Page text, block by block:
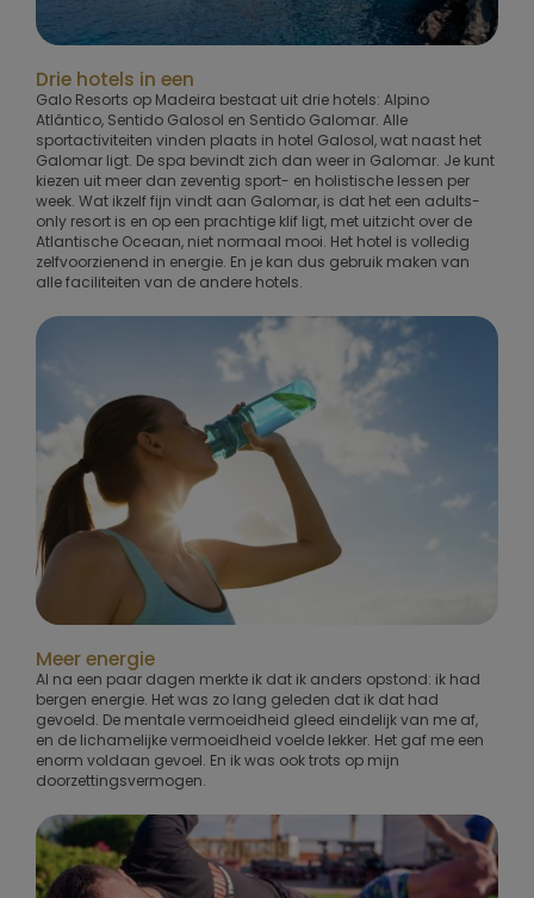
Drie hotels in een
Galo Resorts op Madeira bestaat uit drie hotels: Alpino
Atlântico, Sentido Galosol en Sentido Galomar. Alle
sportactiviteiten vinden plaats in hotel Galosol, wat naast het
Galomar ligt. De spa bevindt zich dan weer in Galomar. Je kunt
kiezen uit meer dan zeventig sport- en holistische lessen per
week. Wat ikzelf fijn vindt aan Galomar, is dat het een adults-
only resort is en op een prachtige klif ligt, met uitzicht over de
Atlantische Oceaan, niet normaal mooi. Het hotel is volledig
zelfvoorzienend in energie. En je kan dus gebruik maken van
alle faciliteiten van de andere hotels.
Meer energie
Al na een paar dagen merkte ik dat ik anders opstond: ik had
bergen energie. Het was zo lang geleden dat ik dat had
gevoeld. De mentale vermoeidheid gleed eindelijk van me af,
en de lichamelijke vermoeidheid voelde lekker. Het gaf me een
enorm voldaan gevoel. En ik was ook trots op mijn
doorzettingsvermogen.